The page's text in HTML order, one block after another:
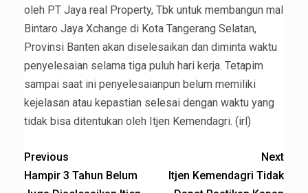
oleh PT Jaya real Property, Tbk untuk membangun mal
Bintaro Jaya Xchange di Kota Tangerang Selatan,
Provinsi Banten akan diselesaikan dan diminta waktu
penyelesaian selama tiga puluh hari kerja. Tetapim
sampai saat ini penyelesaianpun belum memiliki
kejelasan atau kepastian selesai dengan waktu yang
tidak bisa ditentukan oleh Itjen Kemendagri. (irl)
Previous
Hampir 3 Tahun Belum
Next
Itjen Kemendagri Tidak